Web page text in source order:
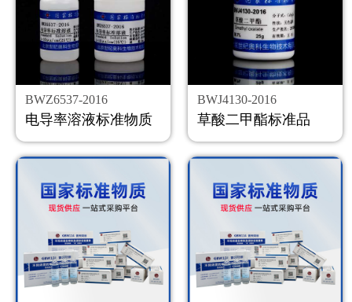
BWZ6537-2016
电导率溶液标准物质
BWJ4130-2016
草酸二甲酯标准品
购物车
会员中心
联系我们
返回主页